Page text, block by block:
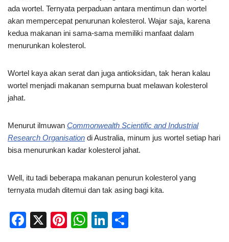
ada wortel. Ternyata perpaduan antara mentimun dan wortel
akan mempercepat penurunan kolesterol. Wajar saja, karena
kedua makanan ini sama-sama memiliki manfaat dalam
menurunkan kolesterol.
Wortel kaya akan serat dan juga antioksidan, tak heran kalau
wortel menjadi makanan sempurna buat melawan kolesterol
jahat.
Menurut ilmuwan Commonwealth Scientific and Industrial
Research Organisation di Australia, minum jus wortel setiap hari
bisa menurunkan kadar kolesterol jahat.
Well, itu tadi beberapa makanan penurun kolesterol yang
ternyata mudah ditemui dan tak asing bagi kita.
F
X
Pi
W
Li